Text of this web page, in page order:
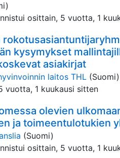
osittain, 5 vuotta, 1
kysymykset
asiakirjat
laitos THL (Suomi)
vuotta, 1 kuukausi sitten
olevien
ja toimeentulotukien
(Suomi)
osittain, 5 vuotta, 1